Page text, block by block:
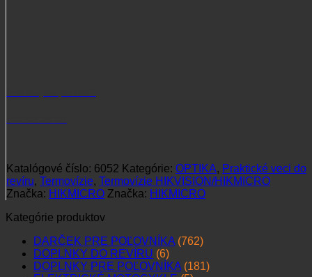
Katalógové číslo: 6052 Kategórie: OPTIKA, Praktické veci do
revíru, Termovízie, Termovízie HIKVISION/HIKMICRO
Značka: HIKMICRO Značka: HIKMICRO
Kategórie produktov
DARČEK PRE POĽOVNÍKA (762)
DOPLNKY DO REVÍRU (6)
DOPLNKY PRE POĽOVNÍKA (181)